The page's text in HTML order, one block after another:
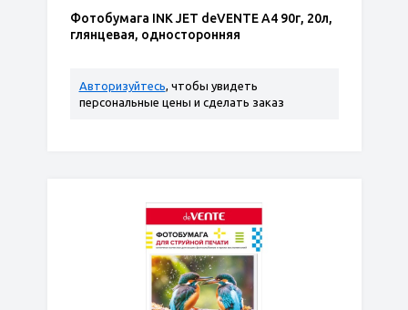
Фотобумага INK JET deVENTE A4 90г, 20л,
глянцевая, односторонняя
Авторизуйтесь, чтобы увидеть
персональные цены и сделать заказ